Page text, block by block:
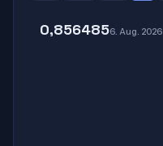
0,8564856. Aug. 2026